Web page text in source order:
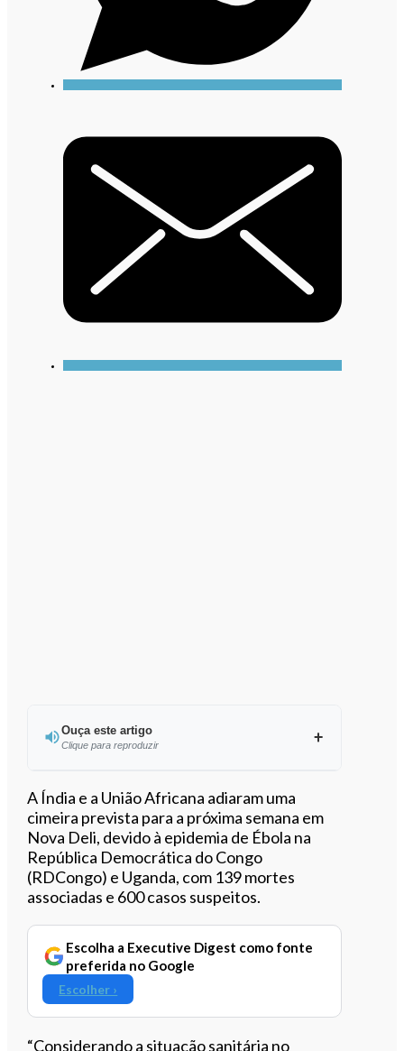
Ouça este artigo
Clique para reproduzir
Ouvir este artigo
A Índia e a União Africana adiaram uma
cimeira prevista para a próxima semana em
Nova Deli, devido à epidemia de Ébola na
República Democrática do Congo
(RDCongo) e Uganda, com 139 mortes
associadas e 600 casos suspeitos.
Escolha a Executive Digest como fonte
preferida no Google
Escolher ›
“Considerando a situação sanitária no